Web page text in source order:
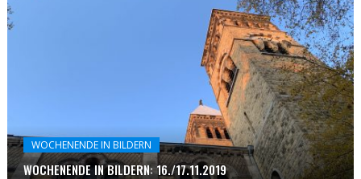
WOCHENENDE IN BILDERN
WOCHENENDE IN BILDERN: 16./17.11.2019